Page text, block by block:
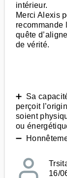
intérieur.
Merci Alexis
recommande
quête
de vérité.
➕ Sa
perçoit
soient
ou
➖
16/